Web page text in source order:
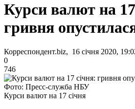
Курси валют на
гривня
Корреспондент.biz, 16 січня 2020,
0
746
Фото: Пресс-служба НБУ
Курси валют на 17 січня